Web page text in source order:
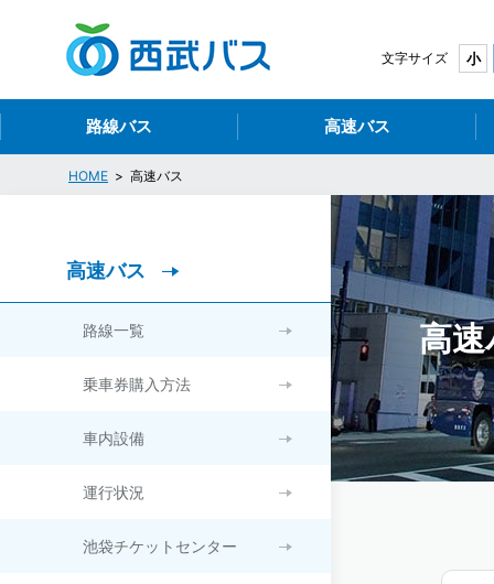
文字サイズ 小
路線バス 高速バス
HOME 高速バス
高
高速バス
路線一覧
乗車券購入方法
車内設備
運行状況
池袋チケットセンター